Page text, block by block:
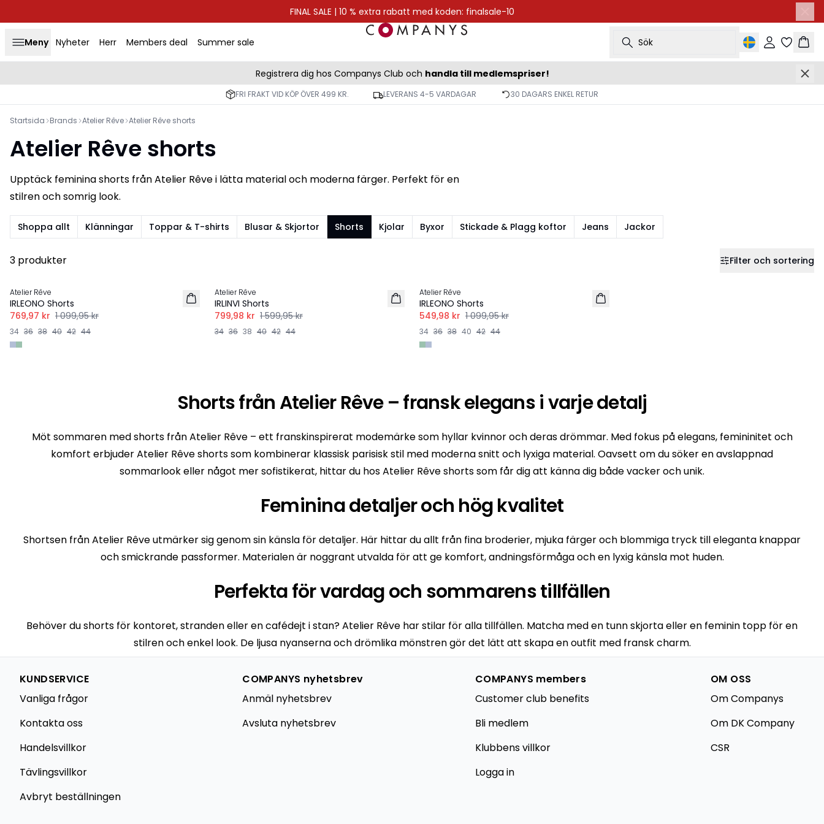
FINAL SALE | 10 % extra rabatt med koden: finalsale-10
Meny Nyheter Herr Members deal Summer sale Sök Logga inKorg
Registrera dig hos Companys Club och handla till medlemspriser!
FRI FRAKT VID KÖP ÖVER 499 KR. LEVERANS 4-5 VARDAGAR 30 DAGARS ENKEL RETUR
Startsida Brands Atelier Rêve Atelier Rêve shorts
Atelier Rêve shorts
Upptäck feminina shorts från Atelier Rêve i lätta material och moderna färger. Perfekt för en
stilren och somrig look.
Shoppa allt Klänningar Toppar & T-shirts Blusar & Skjortor Shorts Kjolar Byxor Stickade & Plagg koftor Jeans Jackor
3 produkter Filter och sortering
-30%
Atelier Rêve
IRLEONO Shorts
769,97 kr 1 099,95 kr
34 36 38 40 42 44
Atelier Rêve
IRLINVI Shorts
799,98 kr 1 599,95 kr
34 36 38 40 42 44
Atelier Rêve
IRLEONO Shorts
549,98 kr 1 099,95 kr
34 36 38 40 42 44
Shorts från Atelier Rêve – fransk elegans i varje detalj
Möt sommaren med shorts från Atelier Rêve – ett franskinspirerat modemärke som hyllar kvinnor och deras drömmar. Med fokus på elegans, femininitet och
komfort erbjuder Atelier Rêve shorts som kombinerar klassisk parisisk stil med moderna snitt och lyxiga material. Oavsett om du söker en avslappnad
sommarlook eller något mer sofistikerat, hittar du hos Atelier Rêve shorts som får dig att känna dig både vacker och unik.
Feminina detaljer och hög kvalitet
Shortsen från Atelier Rêve utmärker sig genom sin känsla för detaljer. Här hittar du allt från fina broderier, mjuka färger och blommiga tryck till eleganta knappar
och smickrande passformer. Materialen är noggrant utvalda för att ge komfort, andningsförmåga och en lyxig känsla mot huden.
Perfekta för vardag och sommarens tillfällen
Behöver du shorts för kontoret, stranden eller en cafédejt i stan? Atelier Rêve har stilar för alla tillfällen. Matcha med en tunn skjorta eller en feminin topp för en
stilren och enkel look. De ljusa nyanserna och drömlika mönstren gör det lätt att skapa en outfit med fransk charm.
KUNDSERVICE
Vanliga frågor
Kontakta oss
Handelsvillkor
Tävlingsvillkor
Avbryt beställningen
COMPANYS nyhetsbrev
Anmäl nyhetsbrev
Avsluta nyhetsbrev
COMPANYS members
Customer club benefits
Bli medlem
Klubbens villkor
Logga in
OM OSS
Om Companys
Om DK Company
CSR